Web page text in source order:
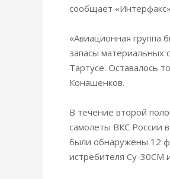
сообщает
«Авиационная группа
запасы материальных
Тартусе. Оставалось
Конашенков.
В течение второй
самолеты ВКС России
были обнаружены 12
истребителя Су-30СМ